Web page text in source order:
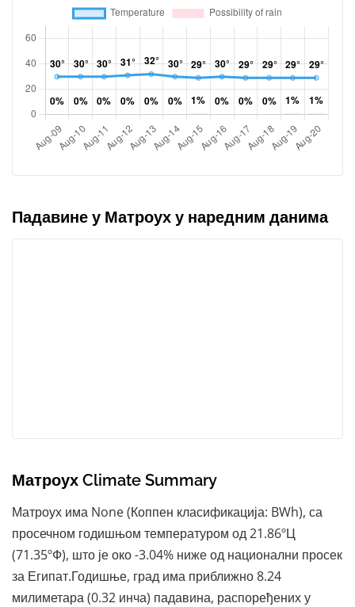
Падавине у Матроух у наредним данима
Матроух Climate Summary
Матроух има None (Коппен класификација: BWh), са
просечном годишњом температуром од 21.86ºЦ
(71.35ºФ), што је око -3.04% ниже од национални просек
за Египат.Годишње, град има приближно 8.24
милиметара (0.32 инча) падавина, распоређених у